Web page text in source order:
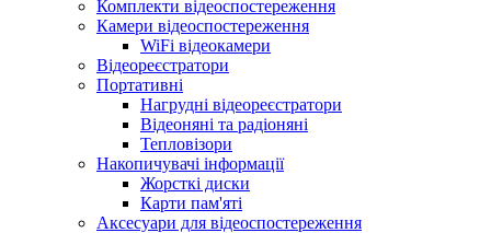
Комплекти відеоспостереження
Камери відеоспостереження
WiFi відеокамери
Відеореєстратори
Портативні
Нагрудні відеореєстратори
Відеоняні та радіоняні
Тепловізори
Накопичувачі інформації
Жорсткі диски
Карти пам'яті
Аксесуари для відеоспостереження